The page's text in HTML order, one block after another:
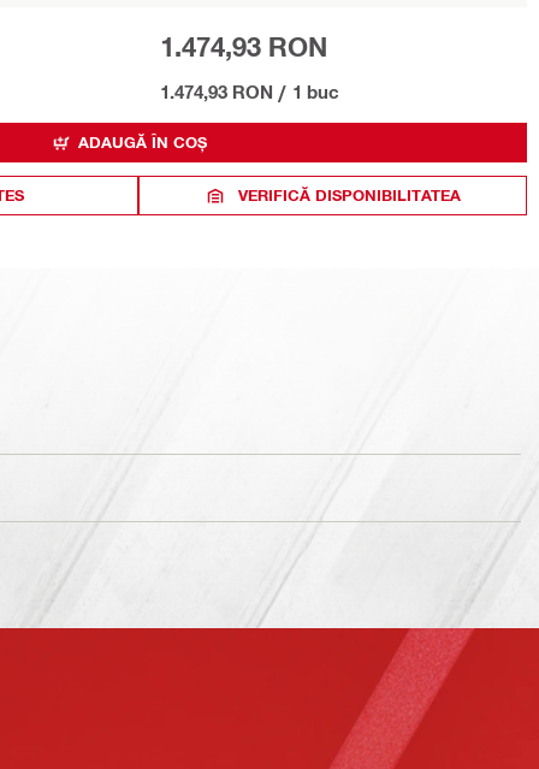
1.474,93 RON
1.474,93 RON / 1 buc
ADAUGĂ ÎN COȘ
VERIFICĂ DISPONIBILITATEA